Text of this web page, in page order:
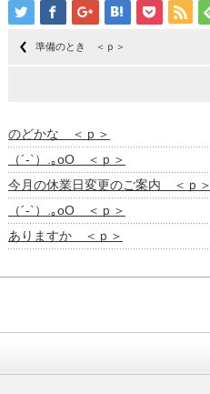
準備のとき ＜ｐ＞
のどかな ＜ｐ＞
（´-`）.｡oO ＜ｐ＞
今月の休業日変更のご案内 ＜ｐ＞
（´-`）.｡oO ＜ｐ＞
ありますか ＜ｐ＞